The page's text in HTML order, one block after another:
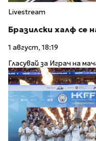
Livestream
Бразилски халф се
1 август, 18:19
Гласувай за Играч на